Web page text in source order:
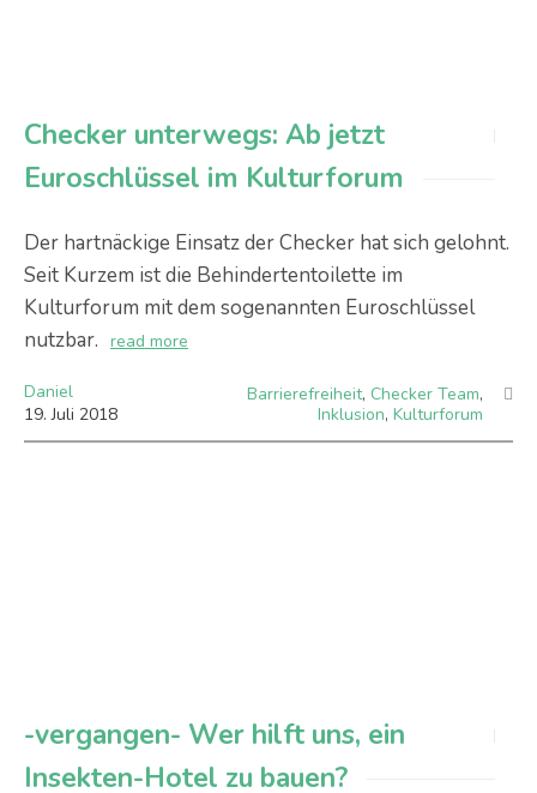
Checker unterwegs: Ab jetzt
Euroschlüssel im Kulturforum
Der hartnäckige Einsatz der Checker hat sich gelohnt.
Seit Kurzem ist die Behindertentoilette im
Kulturforum mit dem sogenannten Euroschlüssel
nutzbar. read more
Daniel
19. Juli 2018
Barrierefreiheit, Checker Team,
Inklusion, Kulturforum
-vergangen- Wer hilft uns, ein
Insekten-Hotel zu bauen?